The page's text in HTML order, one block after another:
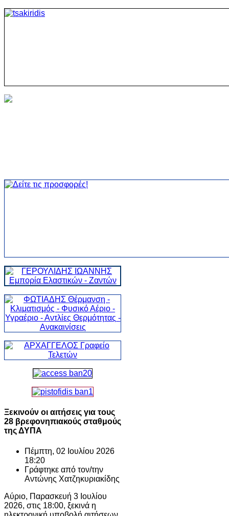
Ξεκινούν οι αιτήσεις για τους
28 βρεφονηπιακούς σταθμούς
της ΔΥΠΑ
Πέμπτη, 02 Ιουλίου 2026
18:20
Γράφτηκε από τον/την
Αντώνης Χατζηκυριακίδης
Αύριο, Παρασκευή 3 Ιουλίου
2026, στις 18:00, ξεκινά η